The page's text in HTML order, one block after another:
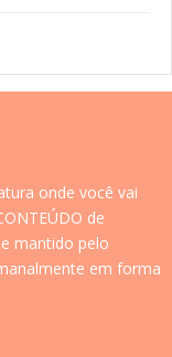
onde você vai
de
mantido pelo
em forma